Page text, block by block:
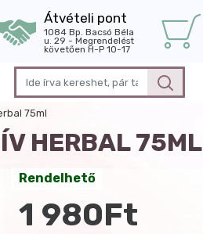
Átvételi pont
1084 Bp. Bacsó Béla
u. 29 - Megrendelést
követően H-P 10-17
75ml
HERBAL 75ML
Rendelhető
1 980Ft